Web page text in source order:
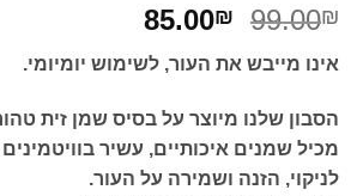
99.00₪
המחיר
המקורי
היה:
99.00₪.
85.00₪
המחיר
הוא:
אינו מייבש את העור, לשימוש יומיומי.
הסבון שלנו מיוצר על בסיס שמן זית
מכיל שמנים איכותיים, עשיר בוויטמינים
לניקוי, הזנה ושמירה על העור.